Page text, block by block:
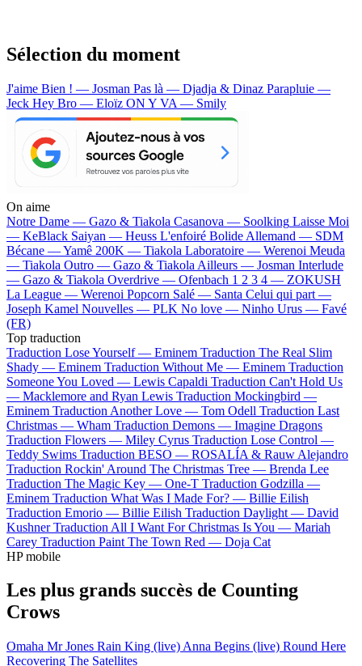
Sélection du moment
J'aime Bien ! — Josman Pas là — Djadja & Dinaz Parapluie —
Jeck Hey Bro — Eloïz ON Y VA — Smily
On aime
Notre Dame — Gazo & Tiakola Casanova — Soolking Laisse Moi
— KeBlack Saiyan — Heuss L'enfoiré Bolide Allemand — SDM
Bécane —Yamê 200K — Tiakola Laboratoire — Werenoi Meuda
— Tiakola Outro — Gazo & Tiakola Ailleurs — Josman Interlude
— Gazo & Tiakola Overdrive — Ofenbach 1 2 3 4 — ZOKUSH
La League — Werenoi Popcorn Salé — Santa Celui qui part —
Joseph Kamel Nouvelles — PLK No love — Ninho Urus — Favé
(FR)
Top traduction
Traduction Lose Yourself — Eminem Traduction The Real Slim
Shady — Eminem Traduction Without Me — Eminem Traduction
Someone You Loved — Lewis Capaldi Traduction Can't Hold Us
— Macklemore and Ryan Lewis Traduction Mockingbird —
Eminem Traduction Another Love — Tom Odell Traduction Last
Christmas — Wham Traduction Demons — Imagine Dragons
Traduction Flowers — Miley Cyrus Traduction Lose Control —
Teddy Swims Traduction BESO — ROSALÍA & Rauw Alejandro
Traduction Rockin' Around The Christmas Tree — Brenda Lee
Traduction The Magic Key — One-T Traduction Godzilla —
Eminem Traduction What Was I Made For? — Billie Eilish
Traduction Emorio — Billie Eilish Traduction Daylight — David
Kushner Traduction All I Want For Christmas Is You — Mariah
Carey Traduction Paint The Town Red — Doja Cat
HP mobile
Les plus grands succès de Counting
Crows
Omaha Mr Jones Rain King (live) Anna Begins (live) Round Here
Recovering The Satellites